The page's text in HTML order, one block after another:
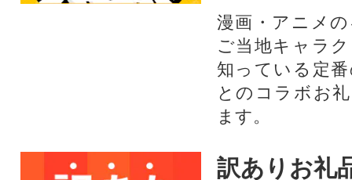
漫画・アニメ
ご当地キャラ
知っている定
とのコラボお
ます。​
訳ありお礼